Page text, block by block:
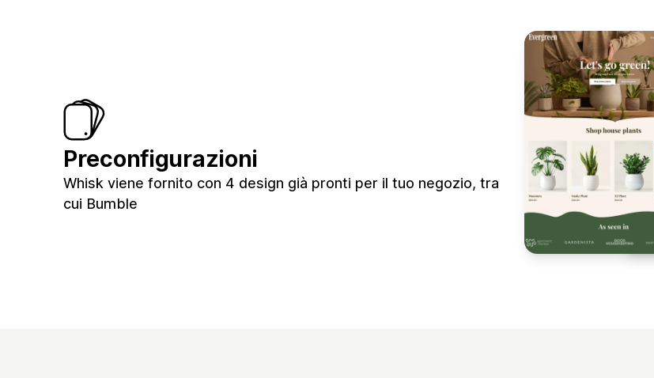
Preconfigurazioni
Whisk viene fornito con 4 design già pronti per il tuo negozio, tra
cui Bumble